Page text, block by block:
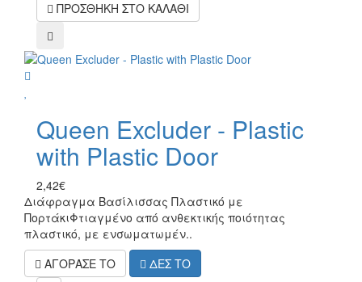
ΠΡΟΣΘΗΚΗ ΣΤΟ ΚΑΛΑΘΙ
compare
Queen Excluder - Plastic
with Plastic Door
2,42€
Διάφραγμα Βασίλισσας Πλαστικό με
Πορτάκι Φτιαγμένο από ανθεκτικής ποιότητας
πλαστικό, με ενσωματωμέν..
ΑΓΟΡΑΣΕ ΤΟ
ΔΕΣ ΤΟ